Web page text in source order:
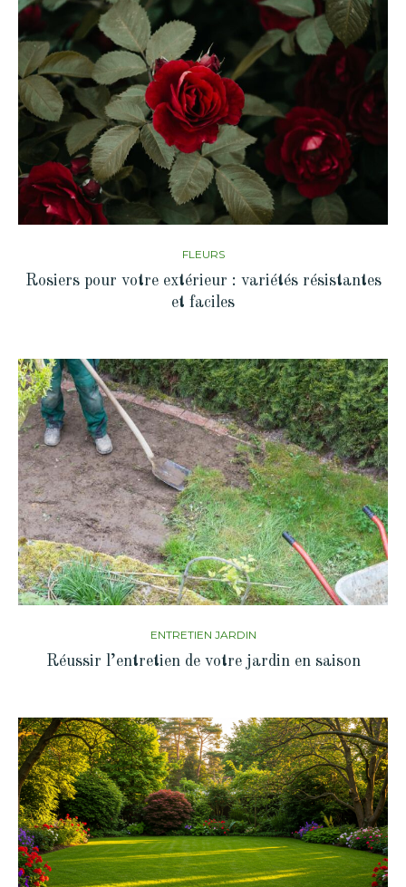
FLEURS
Rosiers pour votre extérieur : variétés résistantes
et faciles
ENTRETIEN JARDIN
Réussir l’entretien de votre jardin en saison